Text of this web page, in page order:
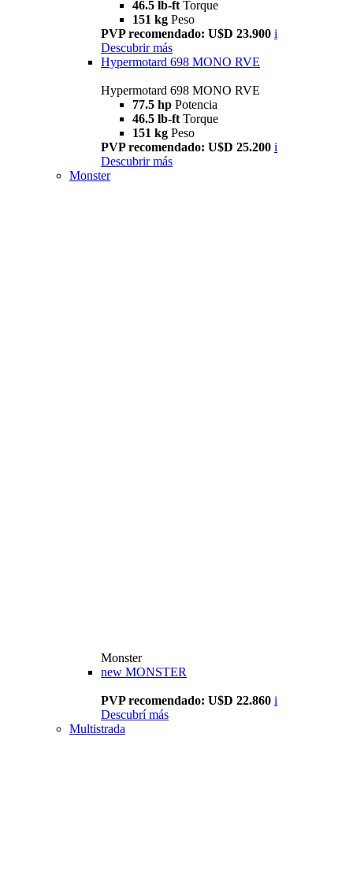
46.5 lb-ft Torque
151 kg Peso
PVP recomendado: U$D 23.900 i
Descubrir más
Hypermotard 698 MONO RVE
Hypermotard 698 MONO RVE
77.5 hp Potencia
46.5 lb-ft Torque
151 kg Peso
PVP recomendado: U$D 25.200 i
Descubrir más
Monster
Monster
new MONSTER
PVP recomendado: U$D 22.860 i
Descubrí más
Multistrada